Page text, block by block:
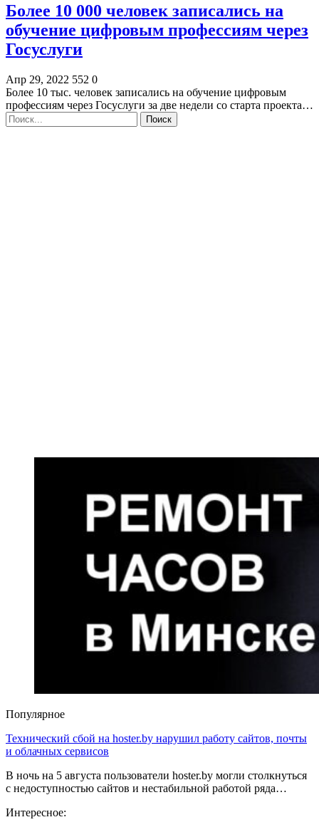
Более 10 000 человек записались на
обучение цифровым профессиям через
Госуслуги
Апр 29, 2022 552 0
Более 10 тыс. человек записались на обучение цифровым
профессиям через Госуслуги за две недели со старта проекта…
Популярное
Технический сбой на hoster.by нарушил работу сайтов, почты
и облачных сервисов
В ночь на 5 августа пользователи hoster.by могли столкнуться
с недоступностью сайтов и нестабильной работой ряда…
Интересное: